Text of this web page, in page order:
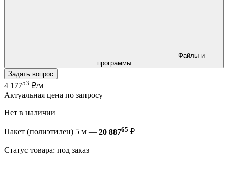
программы
Задать вопрос
4 17753 ₽/м
Актуальная цена по запросу
Нет в наличии
Пакет (полиэтилен) 5 м — 20 88765 ₽
Статус товара: под заказ